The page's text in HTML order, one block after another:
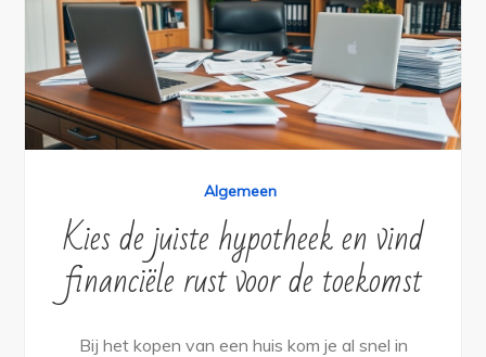
Algemeen
Kies de juiste hypotheek en vind
financiële rust voor de toekomst
Bij het kopen van een huis kom je al snel in